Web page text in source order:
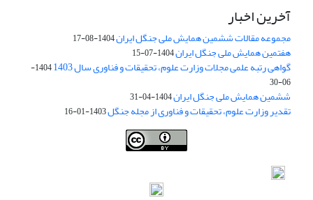
آخرین اخبار
مجموعه مقالات ششمین همایش ملی جنگل ایران1404-08-17
هفتمین همایش ملی جنگل ایران1404-07-15
گواهی رتبه علمی مجلات وزارت علوم، تحقیقات و فناوری سال 1403
1404-
06-30
ششمین همایش ملی جنگل ایران1404-04-31
تقدیر وزارت علوم، تحقیقات و فناوری از مجله جنگل1403-01-16